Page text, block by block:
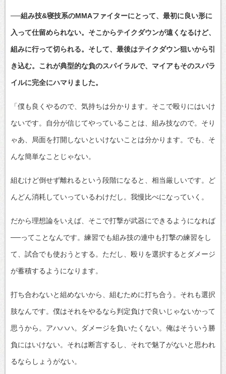
──組み技&寝技系のMMAファイターにとって、最初に良い形に
入って仕留められない。そこからテイクダウンが遠くなるけど、
組みに行って切られる。そして、最後はテイクダウン狙いから引
き込む。これが典型的な負のスパイラルで、マイアもそのスパラ
イルに完全にハマりました。
「僕も良くやるので、気持ちは分かります。そこで殴りにはいけ
ないです。自分が信じてやっていることは、組み技なので。そり
ゃあ、局面を打開しないといけないことは分かります。でも、そ
んな簡単なことじゃない。
組むけど倒せず離れるという段階になると、相当厳しいです。ど
んどん消耗していっているわけだし。我慢比べになっていく。
だから理想論をいえば、そこで打撃が武器にできるようになれば
──ってことなんです。練習でも組み技の連中も打撃の練習をし
て、試合でも使おうとする。ただし、殴りを選択するとダメージ
が蓄積するようになります。
打ち合わないと組めないから、組むために打ち合う。それも選択
肢なんです。僕はそれをやるなら判定負けで良いじゃないかって
思うから。アハハハ。ダメージを負いたくない。俺はそういう勝
負にはいけない。それは断言するし、それで魅了がないと思われ
るならしょうがない。